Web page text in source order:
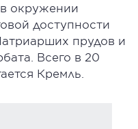
окружении
доступности
прудов и
Всего в 20
Кремль.